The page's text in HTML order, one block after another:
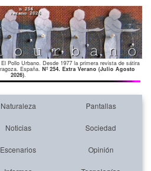
Pollo Urbano. Desde 1977 la primera revista de sátira
España. Nº 254. Extra Verano (Julio Agosto
2026).
Naturaleza Pantallas
Noticias Sociedad
Escenarios Opinión